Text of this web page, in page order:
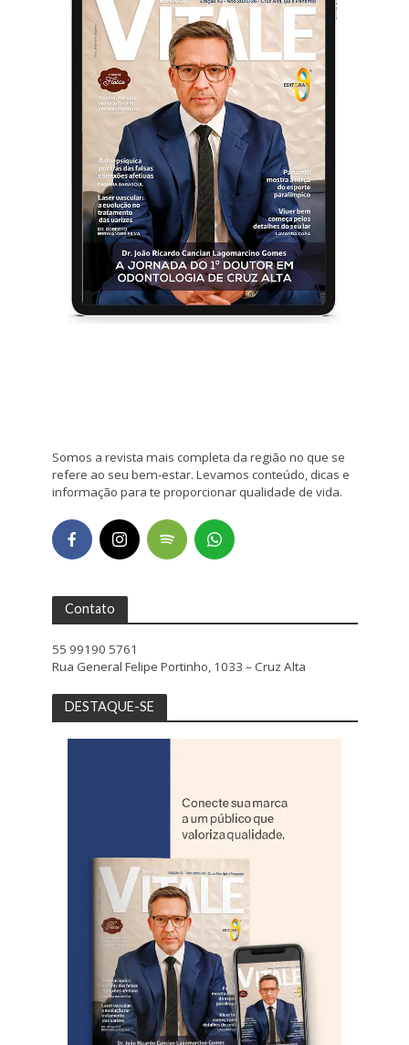
Somos a revista mais completa da região no que se
refere ao seu bem-estar. Levamos conteúdo, dicas e
informação para te proporcionar qualidade de vida.
Contato
55 99190 5761
Rua General Felipe Portinho, 1033 – Cruz Alta
DESTAQUE-SE